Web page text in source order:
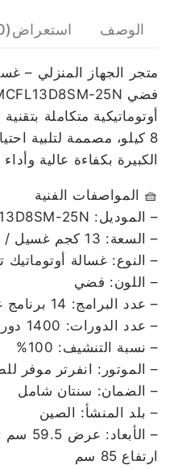
الوصف استعراض(0)
أوتوماتيكية متكاملة
8 كيلو، مصممة لتلبية
الكبيرة بكفاءة عالية
🧺 المواصفات الفنية
– الموديل: HMCFL13D8SM-25N
– السعة: 13 كجم غسيل / 8 كجم تنشيف
– النوع: غسالة
– اللون: فضي
– عدد البرامج: 14 برنامج غسيل
– عدد الدورات: 1400 دورة في الدقيقة
– نسبة التنشيف: 100%
– الموتور: انفرتر موفر
– الضمان: سنتان شامل
– بلد المنشأ: الصين
ارتفاع 85 سم